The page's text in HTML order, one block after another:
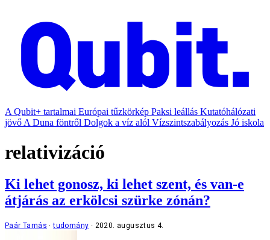
A Qubit+ tartalmai Európai tűzkörkép Paksi leállás Kutatóhálózati
jövő A Duna föntről Dolgok a víz alól Vízszintszabályozás Jó iskola
relativizáció
Ki lehet gonosz, ki lehet szent, és van-e
átjárás az erkölcsi szürke zónán?
Paár Tamás tudomány 2020. augusztus 4.